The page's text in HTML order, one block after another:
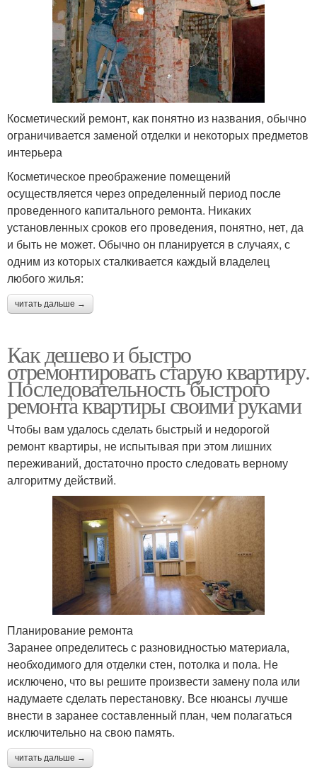
Косметический ремонт, как понятно из названия, обычно
ограничивается заменой отделки и некоторых предметов
интерьера
Косметическое преображение помещений
осуществляется через определенный период после
проведенного капитального ремонта. Никаких
установленных сроков его проведения, понятно, нет, да
и быть не может. Обычно он планируется в случаях, с
одним из которых сталкивается каждый владелец
любого жилья:
читать дальше →
Как дешево и быстро
отремонтировать старую квартиру.
Последовательность быстрого
ремонта квартиры своими руками
Чтобы вам удалось сделать быстрый и недорогой
ремонт квартиры, не испытывая при этом лишних
переживаний, достаточно просто следовать верному
алгоритму действий.
Планирование ремонта
Заранее определитесь с разновидностью материала,
необходимого для отделки стен, потолка и пола. Не
исключено, что вы решите произвести замену пола или
надумаете сделать перестановку. Все нюансы лучше
внести в заранее составленный план, чем полагаться
исключительно на свою память.
читать дальше →